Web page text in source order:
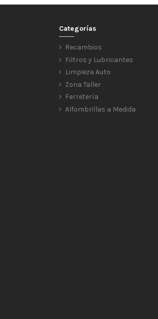
Categorías
Recambios
Filtros y Lubricantes
Limpieza Auto
Zona Taller
Ferretería
Alfombrillas a Medida